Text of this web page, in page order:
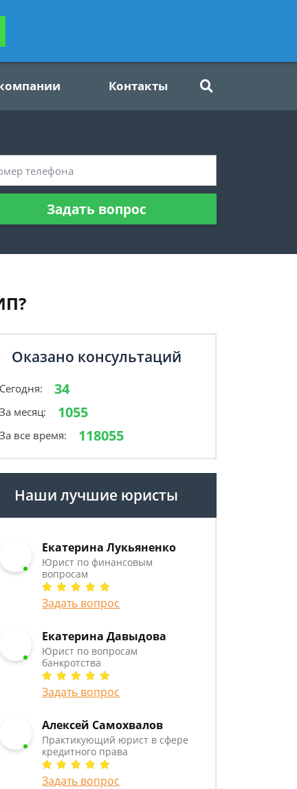
Контакты
Задать вопрос
Оказано консультаций
Сегодня: 34
За месяц: 1055
За все время: 118055
Наши лучшие юристы
Екатерина Лукьяненко
Юрист по финансовым
вопросам
Задать вопрос
Екатерина Давыдова
Юрист по вопросам
банкротства
Задать вопрос
Алексей Самохвалов
Практикующий юрист в сфере
кредитного права
Задать вопрос